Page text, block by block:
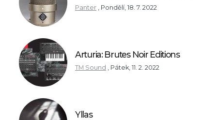
Panter , Pondělí, 18. 7. 2022
Arturia: Brutes Noir Editions
TM Sound , Pátek, 11. 2. 2022
Yllas